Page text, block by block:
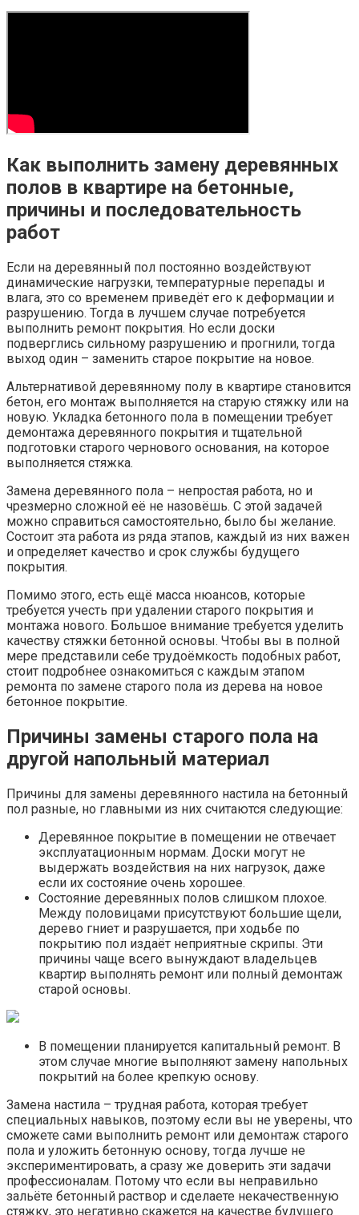
Как выполнить замену деревянных
полов в квартире на бетонные,
причины и последовательность
работ
Если на деревянный пол постоянно воздействуют
динамические нагрузки, температурные перепады и
влага, это со временем приведёт его к деформации и
разрушению. Тогда в лучшем случае потребуется
выполнить ремонт покрытия. Но если доски
подверглись сильному разрушению и прогнили, тогда
выход один – заменить старое покрытие на новое.
Альтернативой деревянному полу в квартире становится
бетон, его монтаж выполняется на старую стяжку или на
новую. Укладка бетонного пола в помещении требует
демонтажа деревянного покрытия и тщательной
подготовки старого чернового основания, на которое
выполняется стяжка.
Замена деревянного пола – непростая работа, но и
чрезмерно сложной её не назовёшь. С этой задачей
можно справиться самостоятельно, было бы желание.
Состоит эта работа из ряда этапов, каждый из них важен
и определяет качество и срок службы будущего
покрытия.
Помимо этого, есть ещё масса нюансов, которые
требуется учесть при удалении старого покрытия и
монтажа нового. Большое внимание требуется уделить
качеству стяжки бетонной основы. Чтобы вы в полной
мере представили себе трудоёмкость подобных работ,
стоит подробнее ознакомиться с каждым этапом
ремонта по замене старого пола из дерева на новое
бетонное покрытие.
Причины замены старого пола на
другой напольный материал
Причины для замены деревянного настила на бетонный
пол разные, но главными из них считаются следующие:
Деревянное покрытие в помещении не отвечает
эксплуатационным нормам. Доски могут не
выдержать воздействия на них нагрузок, даже
если их состояние очень хорошее.
Состояние деревянных полов слишком плохое.
Между половицами присутствуют большие щели,
дерево гниет и разрушается, при ходьбе по
покрытию пол издаёт неприятные скрипы. Эти
причины чаще всего вынуждают владельцев
квартир выполнять ремонт или полный демонтаж
старой основы.
В помещении планируется капитальный ремонт. В
этом случае многие выполняют замену напольных
покрытий на более крепкую основу.
Замена настила – трудная работа, которая требует
специальных навыков, поэтому если вы не уверены, что
сможете сами выполнить ремонт или демонтаж старого
пола и уложить бетонную основу, тогда лучше не
экспериментировать, а сразу же доверить эти задачи
профессионалам. Потому что если вы неправильно
зальёте бетонный раствор и сделаете некачественную
стяжку, это негативно скажется на качестве будущего